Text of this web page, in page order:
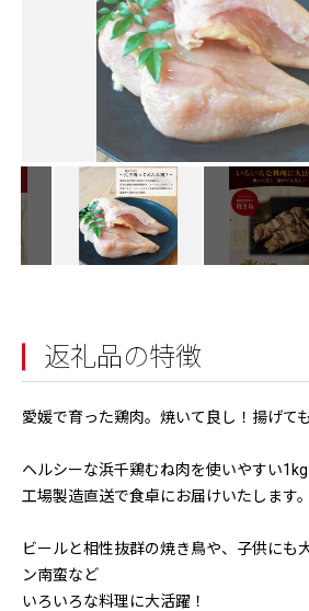
返礼品の特徴
愛媛で育った鶏肉。焼いて良し！揚げて
ヘルシーな浜千鶏むね肉を使いやすい1kg
工場製造直送で食卓にお届けいたします。
ビールと相性抜群の焼き鳥や、子供にも
ン南蛮など
いろいろな料理に大活躍！